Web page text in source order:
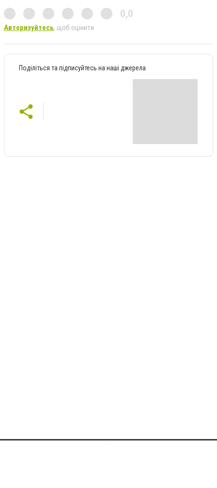
0,0
Авторизуйтесь, щоб оцінити
Поділіться та підписуйтесь на наші джерела